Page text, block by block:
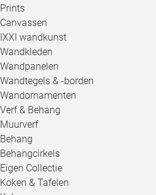
Prints
Canvassen
IXXI wandkunst
Wandkleden
Wandpanelen
Wandtegels & -borden
Wandornamenten
Verf & Behang
Muurverf
Behang
Behangcirkels
Eigen Collectie
Koken & Tafelen